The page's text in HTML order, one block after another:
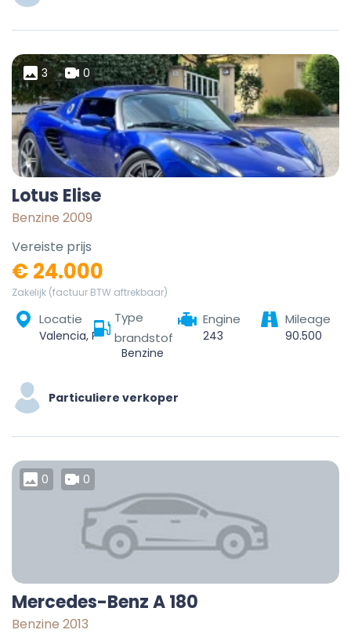
3 0
Lotus Elise
Benzine 2009
Vereiste prijs
€ 24.000
Zakelijk (factuur BTW aftrekbaar)
Locatie
Valencia, Parroquia Santa Rosa, Municipio Valencia, Carabobo State, Venezuela
Type
brandstof
Benzine
Engine
243
Mileage
90.500
Particuliere verkoper
0 0
Mercedes-Benz A 180
Benzine 2013